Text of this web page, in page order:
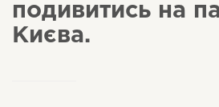
подивитись на
Києва.